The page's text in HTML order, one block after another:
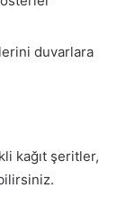
duvarlara
kağıt şeritler,